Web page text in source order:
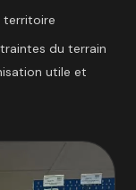
territoire
du terrain
utile et